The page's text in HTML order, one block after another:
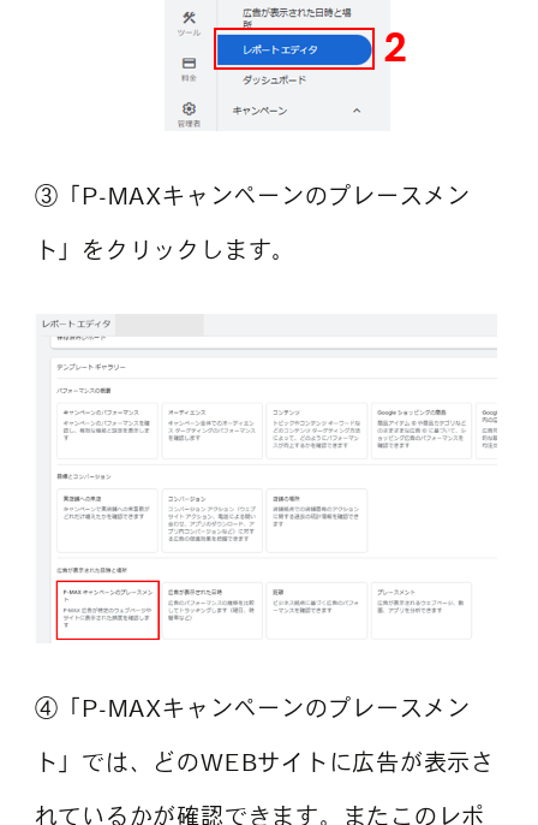
③「P-MAXキャンペーンのプレースメン
ト」をクリックします。
④「P-MAXキャンペーンのプレースメン
ト」では、どのWEBサイトに広告が表示さ
れているかが確認できます。またこのレポ